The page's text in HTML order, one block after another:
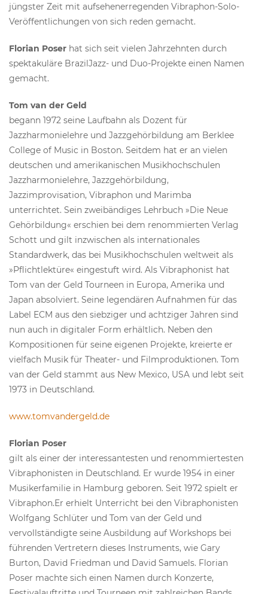
jüngster Zeit mit aufsehenerregenden Vibraphon-Solo-
Veröffentlichungen von sich reden gemacht.
Florian Poser hat sich seit vielen Jahrzehnten durch
spektakuläre BrazilJazz- und Duo-Projekte einen Namen
gemacht.
Tom van der Geld
begann 1972 seine Laufbahn als Dozent für
Jazzharmonielehre und Jazzgehörbildung am Berklee
College of Music in Boston. Seitdem hat er an vielen
deutschen und amerikanischen Musikhochschulen
Jazzharmonielehre, Jazzgehörbildung,
Jazzimprovisation, Vibraphon und Marimba
unterrichtet. Sein zweibändiges Lehrbuch »Die Neue
Gehörbildung« erschien bei dem renommierten Verlag
Schott und gilt inzwischen als internationales
Standardwerk, das bei Musikhochschulen weltweit als
»Pflichtlektüre« eingestuft wird. Als Vibraphonist hat
Tom van der Geld Tourneen in Europa, Amerika und
Japan absolviert. Seine legendären Aufnahmen für das
Label ECM aus den siebziger und achtziger Jahren sind
nun auch in digitaler Form erhältlich. Neben den
Kompositionen für seine eigenen Projekte, kreierte er
vielfach Musik für Theater- und Filmproduktionen. Tom
van der Geld stammt aus New Mexico, USA und lebt seit
1973 in Deutschland.
www.tomvandergeld.de
Florian Poser
gilt als einer der interessantesten und renommiertesten
Vibraphonisten in Deutschland. Er wurde 1954 in einer
Musikerfamilie in Hamburg geboren. Seit 1972 spielt er
Vibraphon.Er erhielt Unterricht bei den Vibraphonisten
Wolfgang Schlüter und Tom van der Geld und
vervollständigte seine Ausbildung auf Workshops bei
führenden Vertretern dieses Instruments, wie Gary
Burton, David Friedman und David Samuels. Florian
Poser machte sich einen Namen durch Konzerte,